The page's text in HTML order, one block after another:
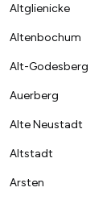
Altglienicke
Altenbochum
Alt-Godesberg
Auerberg
Alte Neustadt
Altstadt
Arsten